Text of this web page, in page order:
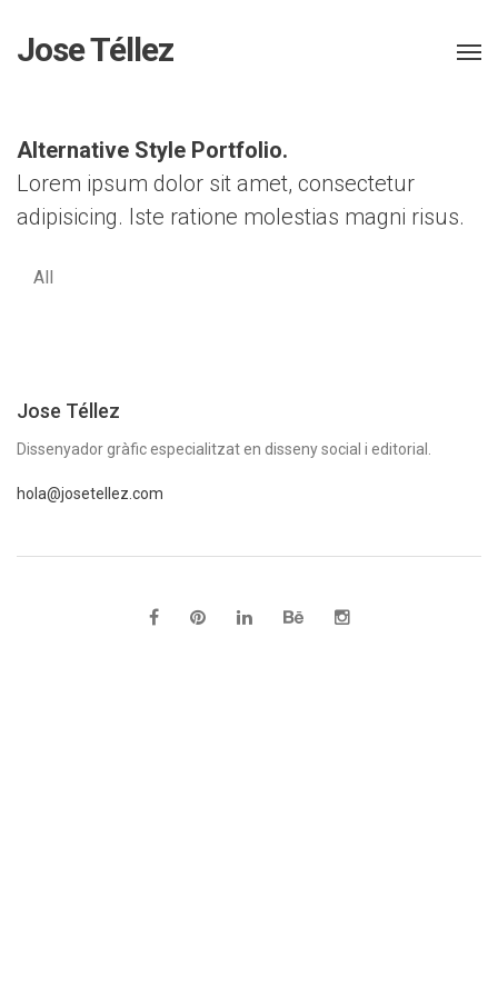
Jose Téllez
Alternative Style Portfolio.
Lorem ipsum dolor sit amet, consectetur
adipisicing. Iste ratione molestias magni risus.
All
Jose Téllez
Dissenyador gràfic especialitzat en disseny social i editorial.
hola@josetellez.com